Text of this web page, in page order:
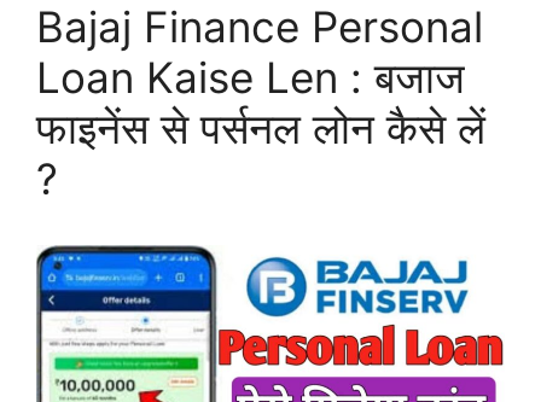
Bajaj Finance Personal
Loan Kaise Len : बजाज
फाइनेंस से पर्सनल लोन कैसे लें
?